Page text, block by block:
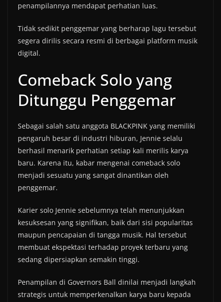
penampilannya mendapat perhatian luas.
Tidak sedikit penggemar yang berharap lagu tersebut
segera dirilis secara resmi di berbagai platform musik
digital.
Comeback Solo yang
Ditunggu Penggemar
Sebagai salah satu anggota BLACKPINK yang memiliki
pengaruh besar di industri hiburan, Jennie selalu
berhasil menarik perhatian setiap kali merilis karya
baru. Karena itu, kabar mengenai comeback solo
menjadi sesuatu yang sangat dinantikan oleh
penggemar.
Karier solo Jennie sebelumnya telah menunjukkan
kesuksesan yang signifikan, baik dari sisi popularitas
maupun pencapaian di tangga musik. Hal tersebut
membuat ekspektasi terhadap proyek terbaru yang
sedang dipersiapkan semakin tinggi.
Penampilan di Governors Ball dinilai menjadi langkah
strategis untuk memperkenalkan karya baru kepada